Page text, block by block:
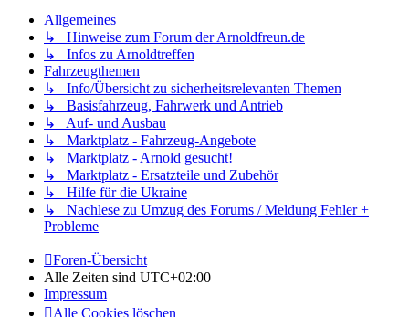
Allgemeines
↳ Hinweise zum Forum der Arnoldfreun.de
↳ Infos zu Arnoldtreffen
Fahrzeugthemen
↳ Info/Übersicht zu sicherheitsrelevanten Themen
↳ Basisfahrzeug, Fahrwerk und Antrieb
↳ Auf- und Ausbau
↳ Marktplatz - Fahrzeug-Angebote
↳ Marktplatz - Arnold gesucht!
↳ Marktplatz - Ersatzteile und Zubehör
↳ Hilfe für die Ukraine
↳ Nachlese zu Umzug des Forums / Meldung Fehler +
Probleme
Foren-Übersicht
Alle Zeiten sind UTC+02:00
Impressum
Alle Cookies löschen